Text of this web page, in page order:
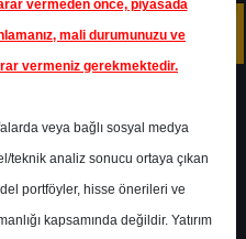
SABANCI
vermeden önce, piyasada
mali durumunuzu ve
vermeniz gerekmektedir.
veya bağlı sosyal medya
teknik analiz sonucu ortaya çıkan
portföyler, hisse önerileri ve
kapsamında değildir. Yatırım